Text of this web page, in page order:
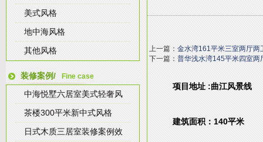
美式风格
地中海风格
其他风格
装修案例/ Fine case
中海悦墅六居室美式轻奢风
茶楼300平米新中式风格
日式木质三居室装修案例效
上一篇： 金水湾161平米三室两厅两
下一篇： 普华浅水湾145平米四室两
项目地址 :曲江风景线
建筑面积：140平米